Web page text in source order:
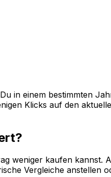
in einem bestimmten
Klicks auf den
weniger kaufen
Vergleiche anstellen